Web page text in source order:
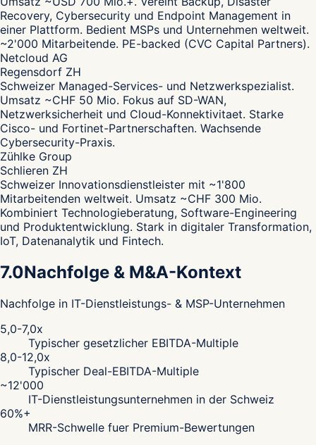
Recovery, Cybersecurity und Endpoint Management in
einer Plattform. Bedient MSPs und Unternehmen weltweit.
~2'000 Mitarbeitende. PE-backed (CVC Capital Partners).
Netcloud AG
Regensdorf ZH
Schweizer Managed-Services- und Netzwerkspezialist.
Umsatz ~CHF 50 Mio. Fokus auf SD-WAN,
Netzwerksicherheit und Cloud-Konnektivitaet. Starke
Cisco- und Fortinet-Partnerschaften. Wachsende
Cybersecurity-Praxis.
Zühlke Group
Schlieren ZH
Schweizer Innovationsdienstleister mit ~1'800
Mitarbeitenden weltweit. Umsatz ~CHF 300 Mio.
Kombiniert Technologieberatung, Software-Engineering
und Produktentwicklung. Stark in digitaler Transformation,
IoT, Datenanalytik und Fintech.
7.0Nachfolge & M&A-Kontext
Nachfolge in IT-Dienstleistungs- & MSP-Unternehmen
5,0-7,0x
Typischer gesetzlicher EBITDA-Multiple
8,0-12,0x
Typischer Deal-EBITDA-Multiple
~12'000
IT-Dienstleistungsunternehmen in der Schweiz
60%+
MRR-Schwelle fuer Premium-Bewertungen